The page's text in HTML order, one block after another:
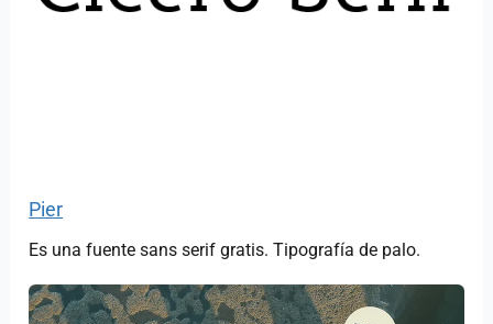
Pier
Es una fuente sans serif gratis. Tipografía de palo.